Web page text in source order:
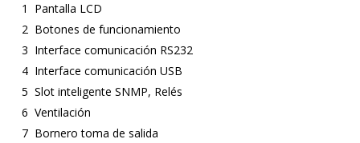
1 Pantalla LCD
2 Botones de funcionamiento
3 Interface comunicación RS232
4 Interface comunicación USB
5 Slot inteligente SNMP, Relés
6 Ventilación
7 Bornero toma de salida